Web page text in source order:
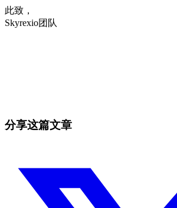
此致，
Skyrexio团队
分享这篇文章